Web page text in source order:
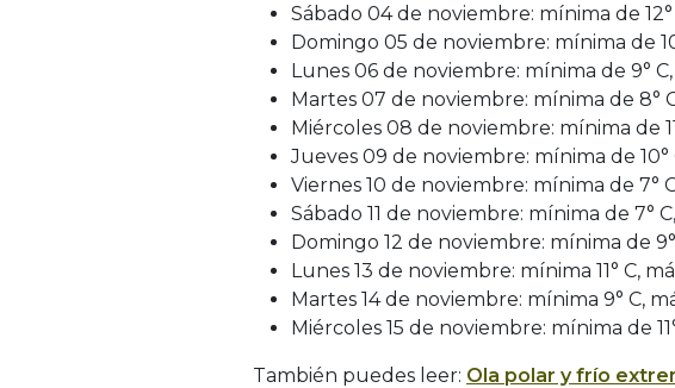
Sábado 04 de noviembre: mínima de
Domingo 05 de noviembre: mínima de
Lunes 06 de noviembre: mínima de 9°
Martes 07 de noviembre: mínima de 8°
Miércoles 08 de noviembre: mínima de
Jueves 09 de noviembre: mínima de 10°
Viernes 10 de noviembre: mínima de 7°
Sábado 11 de noviembre: mínima de 7°
Domingo 12 de noviembre: mínima de
Lunes 13 de noviembre: mínima 11° C,
Martes 14 de noviembre: mínima 9° C,
Miércoles 15 de noviembre: mínima de
También puedes leer: Ola polar y frío